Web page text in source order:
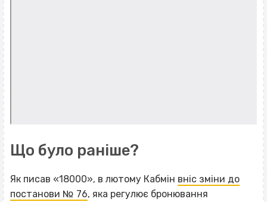
Що було раніше?
Як писав «18000», в лютому Кабмін вніс зміни до
постанови № 76, яка регулює бронювання